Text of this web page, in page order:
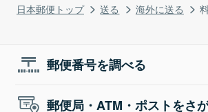
日本郵便トップ 送る 海外に送る
郵便番号を調べる
郵便局・ATM・ポストをさ